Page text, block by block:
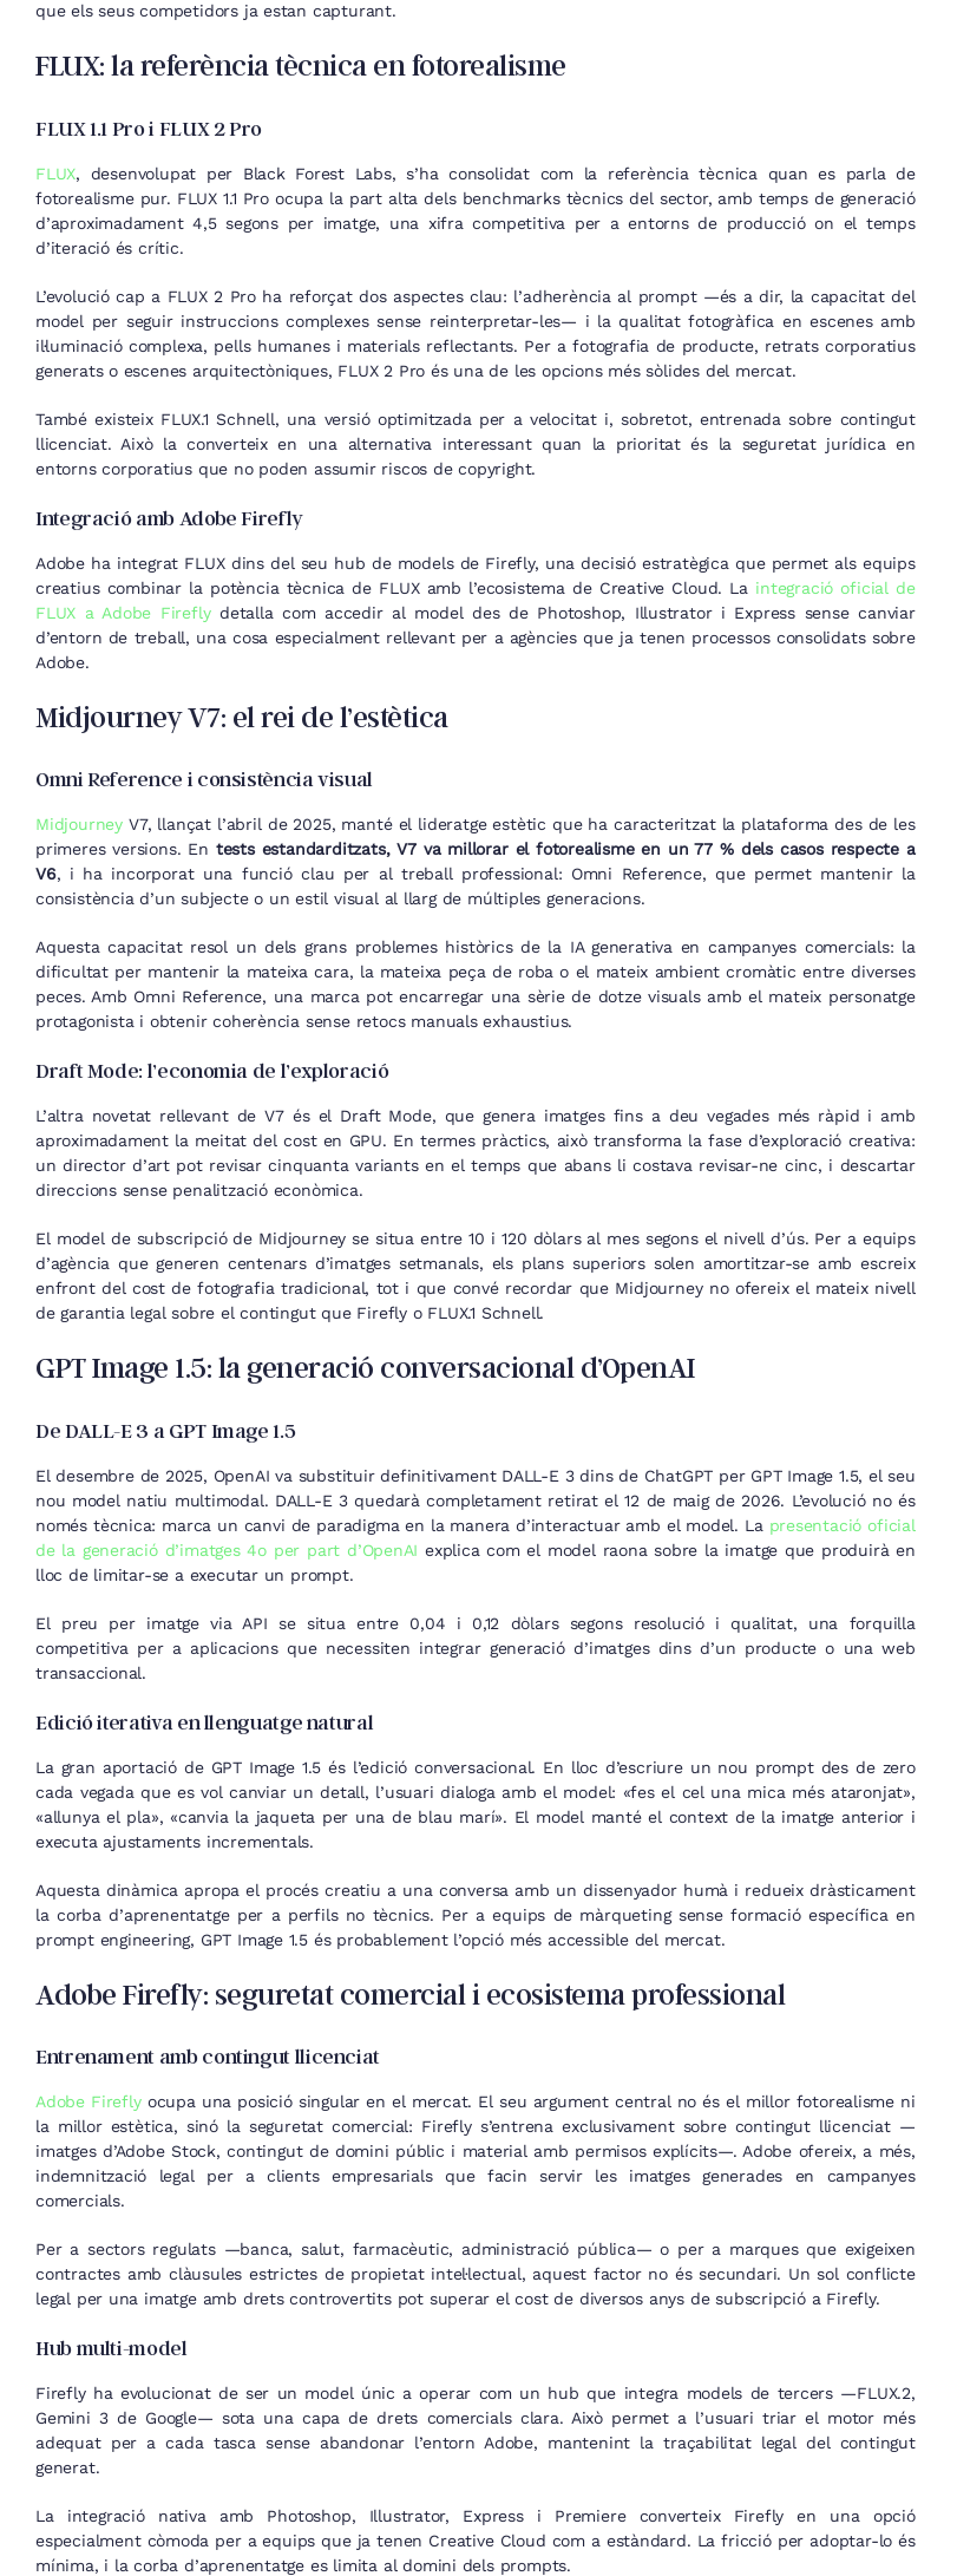
que els seus competidors ja estan capturant.
FLUX: la referència tècnica en fotorealisme
FLUX 1.1 Pro i FLUX 2 Pro
FLUX, desenvolupat per Black Forest Labs, s’ha consolidat com la referència tècnica quan es parla de
fotorealisme pur. FLUX 1.1 Pro ocupa la part alta dels benchmarks tècnics del sector, amb temps de generació
d’aproximadament 4,5 segons per imatge, una xifra competitiva per a entorns de producció on el temps
d’iteració és crític.
L’evolució cap a FLUX 2 Pro ha reforçat dos aspectes clau: l’adherència al prompt —és a dir, la capacitat del
model per seguir instruccions complexes sense reinterpretar-les— i la qualitat fotogràfica en escenes amb
il·luminació complexa, pells humanes i materials reflectants. Per a fotografia de producte, retrats corporatius
generats o escenes arquitectòniques, FLUX 2 Pro és una de les opcions més sòlides del mercat.
També existeix FLUX.1 Schnell, una versió optimitzada per a velocitat i, sobretot, entrenada sobre contingut
llicenciat. Això la converteix en una alternativa interessant quan la prioritat és la seguretat jurídica en
entorns corporatius que no poden assumir riscos de copyright.
Integració amb Adobe Firefly
Adobe ha integrat FLUX dins del seu hub de models de Firefly, una decisió estratègica que permet als equips
creatius combinar la potència tècnica de FLUX amb l’ecosistema de Creative Cloud. La integració oficial de
FLUX a Adobe Fireflydetalla com accedir al model des de Photoshop, Illustrator i Express sense canviar
d’entorn de treball, una cosa especialment rellevant per a agències que ja tenen processos consolidats sobre
Adobe.
Midjourney V7: el rei de l’estètica
Omni Reference i consistència visual
MidjourneyV7, llançat l’abril de 2025, manté el lideratge estètic que ha caracteritzat la plataforma des de les
primeres versions. En tests estandarditzats, V7 va millorar el fotorealisme en un 77 % dels casos respecte a
V6, i ha incorporat una funció clau per al treball professional: Omni Reference, que permet mantenir la
consistència d’un subjecte o un estil visual al llarg de múltiples generacions.
Aquesta capacitat resol un dels grans problemes històrics de la IA generativa en campanyes comercials: la
dificultat per mantenir la mateixa cara, la mateixa peça de roba o el mateix ambient cromàtic entre diverses
peces. Amb Omni Reference, una marca pot encarregar una sèrie de dotze visuals amb el mateix personatge
protagonista i obtenir coherència sense retocs manuals exhaustius.
Draft Mode: l’economia de l’exploració
L’altra novetat rellevant de V7 és el Draft Mode, que genera imatges fins a deu vegades més ràpid i amb
aproximadament la meitat del cost en GPU. En termes pràctics, això transforma la fase d’exploració creativa:
un director d’art pot revisar cinquanta variants en el temps que abans li costava revisar-ne cinc, i descartar
direccions sense penalització econòmica.
El model de subscripció de Midjourney se situa entre 10 i 120 dòlars al mes segons el nivell d’ús. Per a equips
d’agència que generen centenars d’imatges setmanals, els plans superiors solen amortitzar-se amb escreix
enfront del cost de fotografia tradicional, tot i que convé recordar que Midjourney no ofereix el mateix nivell
de garantia legal sobre el contingut que Firefly o FLUX.1 Schnell.
GPT Image 1.5: la generació conversacional d’OpenAI
De DALL-E 3 a GPT Image 1.5
El desembre de 2025, OpenAI va substituir definitivament DALL-E 3 dins de ChatGPT per GPT Image 1.5, el seu
nou model natiu multimodal. DALL-E 3 quedarà completament retirat el 12 de maig de 2026. L’evolució no és
només tècnica: marca un canvi de paradigma en la manera d’interactuar amb el model. La presentació oficial
de la generació d’imatges 4o per part d’OpenAI explica com el model raona sobre la imatge que produirà en
lloc de limitar-se a executar un prompt.
El preu per imatge via API se situa entre 0,04 i 0,12 dòlars segons resolució i qualitat, una forquilla
competitiva per a aplicacions que necessiten integrar generació d’imatges dins d’un producte o una web
transaccional.
Edició iterativa en llenguatge natural
La gran aportació de GPT Image 1.5 és l’edició conversacional. En lloc d’escriure un nou prompt des de zero
cada vegada que es vol canviar un detall, l’usuari dialoga amb el model: «fes el cel una mica més ataronjat»,
«allunya el pla», «canvia la jaqueta per una de blau marí». El model manté el context de la imatge anterior i
executa ajustaments incrementals.
Aquesta dinàmica apropa el procés creatiu a una conversa amb un dissenyador humà i redueix dràsticament
la corba d’aprenentatge per a perfils no tècnics. Per a equips de màrqueting sense formació específica en
prompt engineering, GPT Image 1.5 és probablement l’opció més accessible del mercat.
Adobe Firefly: seguretat comercial i ecosistema professional
Entrenament amb contingut llicenciat
Adobe Fireflyocupa una posició singular en el mercat. El seu argument central no és el millor fotorealisme ni
la millor estètica, sinó la seguretat comercial: Firefly s’entrena exclusivament sobre contingut llicenciat —
imatges d’Adobe Stock, contingut de domini públic i material amb permisos explícits—. Adobe ofereix, a més,
indemnització legal per a clients empresarials que facin servir les imatges generades en campanyes
comercials.
Per a sectors regulats —banca, salut, farmacèutic, administració pública— o per a marques que exigeixen
contractes amb clàusules estrictes de propietat intel·lectual, aquest factor no és secundari. Un sol conflicte
legal per una imatge amb drets controvertits pot superar el cost de diversos anys de subscripció a Firefly.
Hub multi-model
Firefly ha evolucionat de ser un model únic a operar com un hub que integra models de tercers —FLUX.2,
Gemini 3 de Google— sota una capa de drets comercials clara. Això permet a l’usuari triar el motor més
adequat per a cada tasca sense abandonar l’entorn Adobe, mantenint la traçabilitat legal del contingut
generat.
La integració nativa amb Photoshop, Illustrator, Express i Premiere converteix Firefly en una opció
especialment còmoda per a equips que ja tenen Creative Cloud com a estàndard. La fricció per adoptar-lo és
mínima, i la corba d’aprenentatge es limita al domini dels prompts.